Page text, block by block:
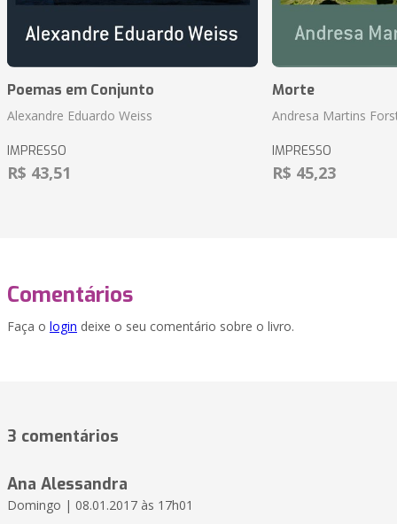
Poemas em Conjunto
Alexandre Eduardo Weiss
IMPRESSO
R$ 43,51
Morte
Andresa Martins
IMPRESSO
R$ 45,23
Comentários
Faça o login deixe o seu comentário sobre o livro.
3 comentários
Ana Alessandra
Domingo | 08.01.2017 às 17h01